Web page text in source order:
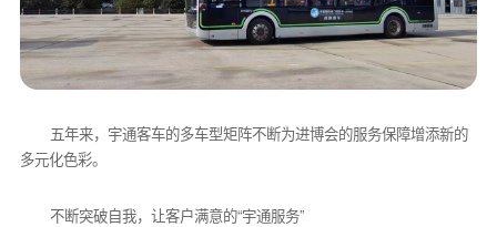
五年来，宇通客车的多车型矩阵不断为进博会的服务保障增添新的
多元化色彩。
不断突破自我，让客户满意的“宇通服务”